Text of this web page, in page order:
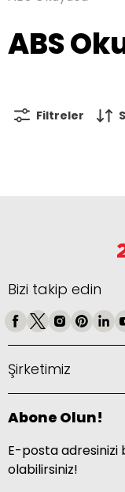
ABS
Filtreler
Bizi takip edin
Şirketimiz
Abone Olun!
E-posta adresinizi
olabilirsiniz!